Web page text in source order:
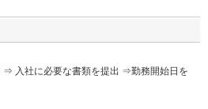
⇒ 入社に必要な書類を提出 ⇒勤務開始日を